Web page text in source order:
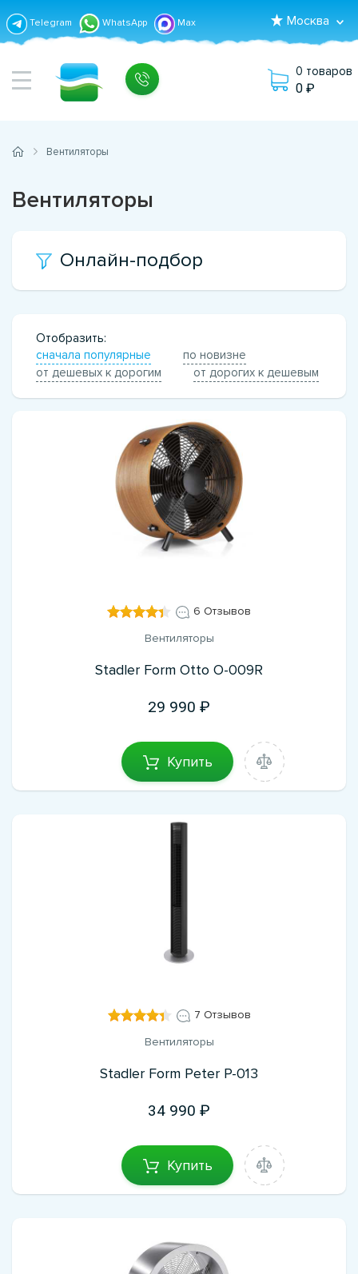
Telegram WhatsApp Max Москва
0 товаров
0
Вентиляторы
Вентиляторы
Онлайн-подбор
Отобразить:
сначала популярные
по новизне
от дешевых к дорогим
от дорогих к дешевым
6 Отзывов
Вентиляторы
Stadler Form Otto O-009R
29 990
Купить
7 Отзывов
Вентиляторы
Stadler Form Peter P-013
34 990
Купить